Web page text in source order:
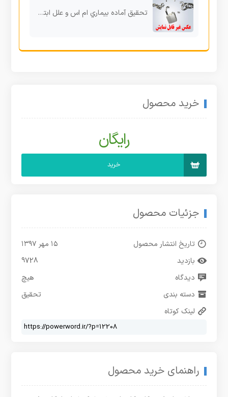
تحقیق آماده بیماري ام اس و علل ابتلا به آن
خرید محصول
رایگان
خرید
جزئیات محصول
تاریخ انتشار محصول
۱۵ مهر ۱۳۹۷
بازدید
9728
دیدگاه
هیچ
دسته بندی
تحقیق
لینک کوتاه
راهنمای خرید محصول